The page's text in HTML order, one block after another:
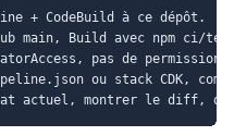
+ CodeBuild à ce dépôt.
main, Build avec npm ci/
pas de
ou stack CDK,